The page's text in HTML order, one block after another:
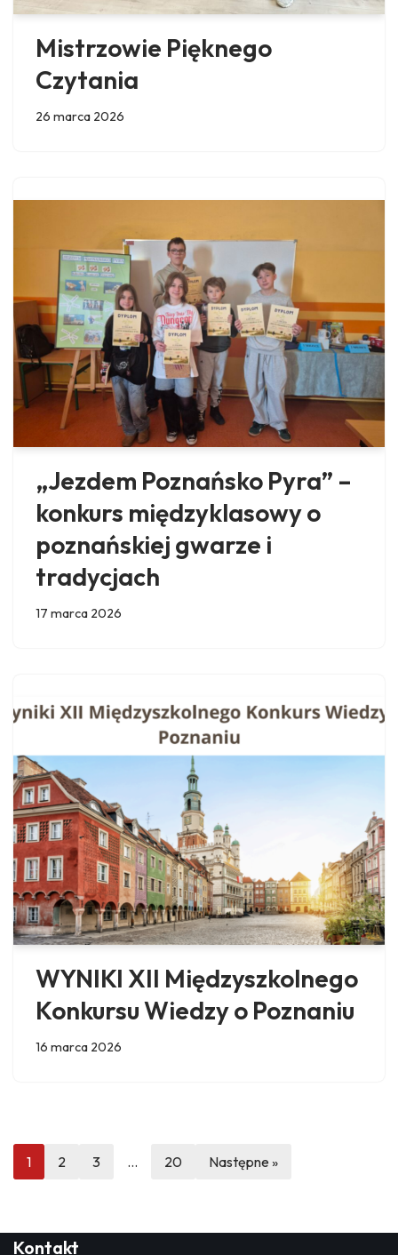
Mistrzowie Pięknego
Czytania
26 marca 2026
„Jezdem Poznańsko Pyra” –
konkurs międzyklasowy o
poznańskiej gwarze i
tradycjach
17 marca 2026
WYNIKI XII Międzyszkolnego
Konkursu Wiedzy o Poznaniu
16 marca 2026
1 2 3 … 20 Następne »
Kontakt